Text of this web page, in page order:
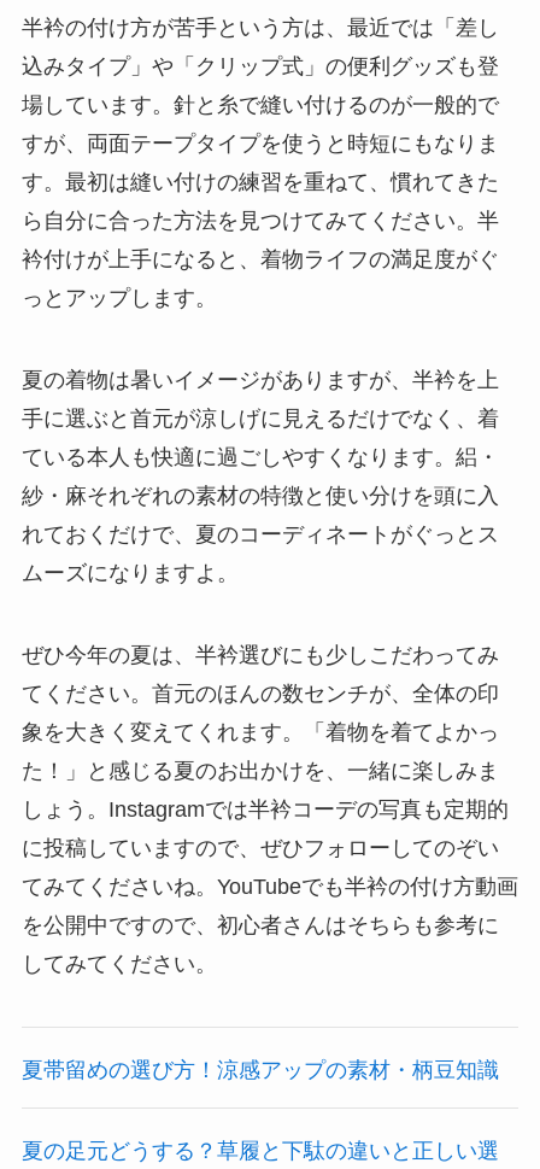
半衿の付け方が苦手という方は、最近では「差し
込みタイプ」や「クリップ式」の便利グッズも登
場しています。針と糸で縫い付けるのが一般的で
すが、両面テープタイプを使うと時短にもなりま
す。最初は縫い付けの練習を重ねて、慣れてきた
ら自分に合った方法を見つけてみてください。半
衿付けが上手になると、着物ライフの満足度がぐ
っとアップします。
夏の着物は暑いイメージがありますが、半衿を上
手に選ぶと首元が涼しげに見えるだけでなく、着
ている本人も快適に過ごしやすくなります。絽・
紗・麻それぞれの素材の特徴と使い分けを頭に入
れておくだけで、夏のコーディネートがぐっとス
ムーズになりますよ。
ぜひ今年の夏は、半衿選びにも少しこだわってみ
てください。首元のほんの数センチが、全体の印
象を大きく変えてくれます。「着物を着てよかっ
た！」と感じる夏のお出かけを、一緒に楽しみま
しょう。Instagramでは半衿コーデの写真も定期的
に投稿していますので、ぜひフォローしてのぞい
てみてくださいね。YouTubeでも半衿の付け方動画
を公開中ですので、初心者さんはそちらも参考に
してみてください。
夏帯留めの選び方！涼感アップの素材・柄豆知識
夏の足元どうする？草履と下駄の違いと正しい選